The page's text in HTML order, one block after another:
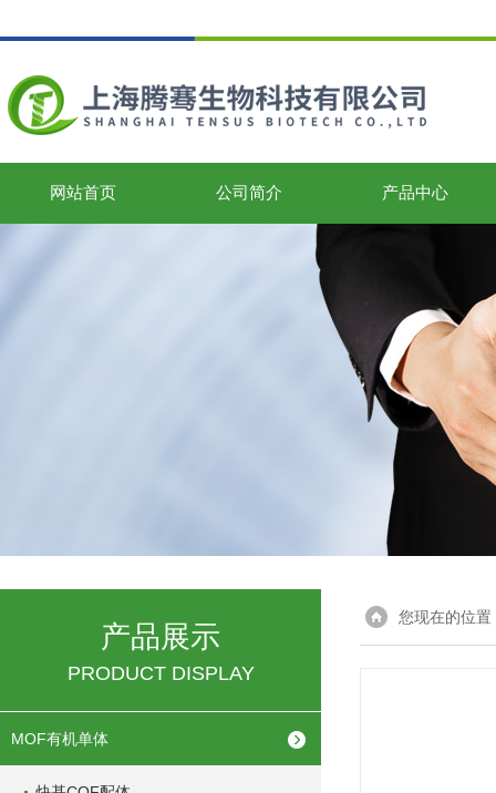
网站首页 公司简介 产品中心
产品展示
PRODUCT DISPLAY
MOF有机单体
您现在的位置